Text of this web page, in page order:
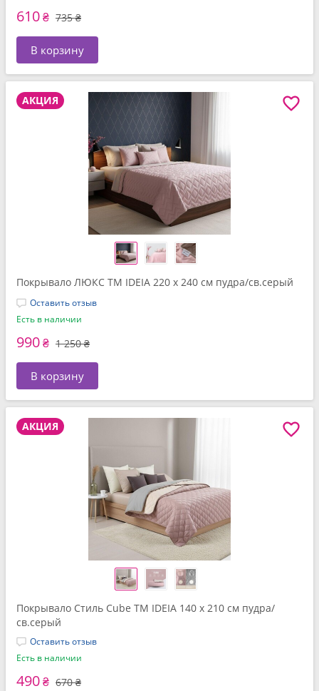
610₴ 735 ₴
В корзину
АКЦИЯ
Покрывало ЛЮКС TM IDEIA 220 x 240 см пудра/св.серый
Оставить отзыв
Есть в наличии
990₴ 1 250 ₴
В корзину
АКЦИЯ
Покрывало Стиль Cube TM IDEIA 140 x 210 см пудра/
св.серый
Оставить отзыв
Есть в наличии
490₴ 670 ₴